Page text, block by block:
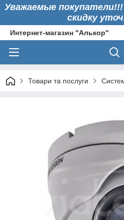
Уважаемые
скидку
Интернет-магазин "Алькор"
Товари та послуги